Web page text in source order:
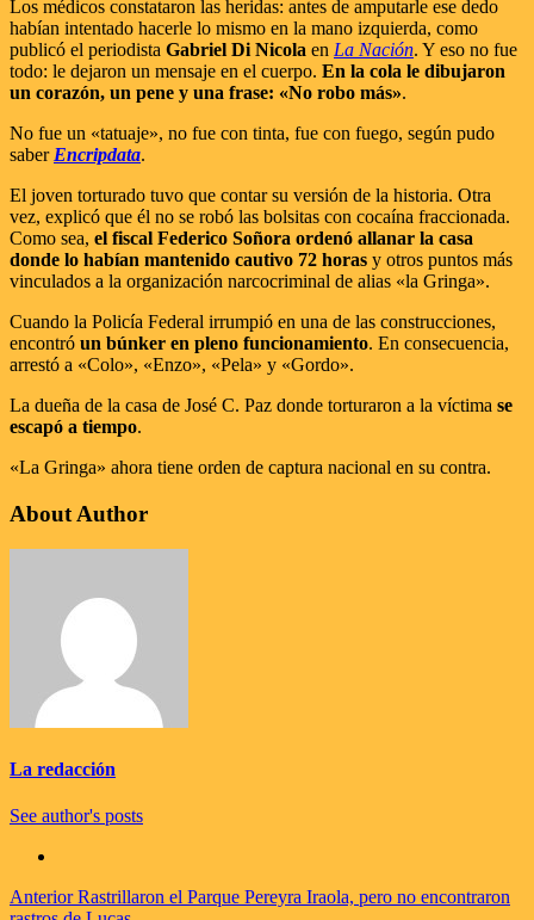
Los médicos constataron las heridas: antes de amputarle ese dedo
habían intentado hacerle lo mismo en la mano izquierda, como
publicó el periodista Gabriel Di Nicola en La Nación. Y eso no fue
todo: le dejaron un mensaje en el cuerpo. En la cola le dibujaron
un corazón, un pene y una frase: «No robo más».
No fue un «tatuaje», no fue con tinta, fue con fuego, según pudo
saber Encripdata.
El joven torturado tuvo que contar su versión de la historia. Otra
vez, explicó que él no se robó las bolsitas con cocaína fraccionada.
Como sea, el fiscal Federico Soñora ordenó allanar la casa
donde lo habían mantenido cautivo 72 horas y otros puntos más
vinculados a la organización narcocriminal de alias «la Gringa».
Cuando la Policía Federal irrumpió en una de las construcciones,
encontró un búnker en pleno funcionamiento. En consecuencia,
arrestó a «Colo», «Enzo», «Pela» y «Gordo».
La dueña de la casa de José C. Paz donde torturaron a la víctima se
escapó a tiempo.
«La Gringa» ahora tiene orden de captura nacional en su contra.
About Author
La redacción
See author's posts
Navegación
AnteriorRastrillaron el Parque Pereyra Iraola, pero no encontraron